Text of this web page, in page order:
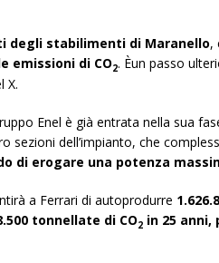
stabilimenti di Maranello,
emissioni di CO2. Èun passo
X.
Enel è già entrata nella sua
sezioni dell’impianto, che
di erogare una potenza
a Ferrari di autoprodurre
tonnellate di CO2 in 25 anni,